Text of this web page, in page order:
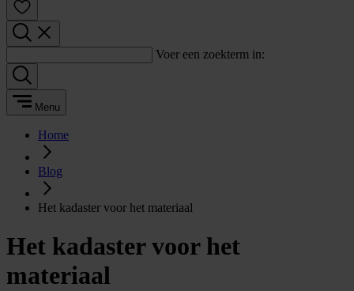
Voer een zoekterm in:
Menu
Home
Blog
Het kadaster voor het materiaal
Het kadaster voor het
materiaal